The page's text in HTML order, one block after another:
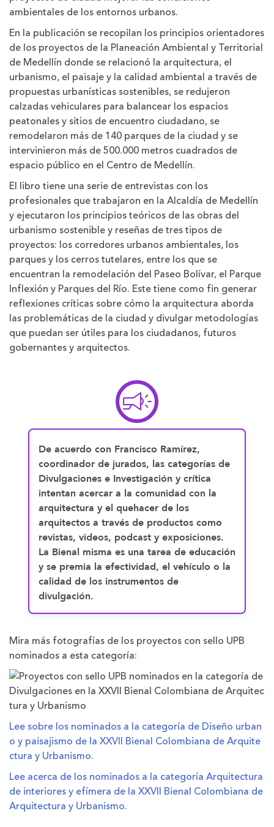
ambientales de los entornos urbanos.
En la publicación se recopilan los principios orientadores
de los proyectos de la Planeación Ambiental y Territorial
de Medellín donde se relacionó la arquitectura, el
urbanismo, el paisaje y la calidad ambiental a través de
propuestas urbanísticas sostenibles, se redujeron
calzadas vehiculares para balancear los espacios
peatonales y sitios de encuentro ciudadano, se
remodelaron más de 140 parques de la ciudad y se
intervinieron más de 500.000 metros cuadrados de
espacio público en el Centro de Medellín.
El libro tiene una serie de entrevistas con los
profesionales que trabajaron en la Alcaldía de Medellín
y ejecutaron los principios teóricos de las obras del
urbanismo sostenible y reseñas de tres tipos de
proyectos: los corredores urbanos ambientales, los
parques y los cerros tutelares, entre los que se
encuentran la remodelación del Paseo Bolívar, el Parque
Inflexión y Parques del Río. Este tiene como fin generar
reflexiones críticas sobre cómo la arquitectura aborda
las problemáticas de la ciudad y divulgar metodologías
que puedan ser útiles para los ciudadanos, futuros
gobernantes y arquitectos.
De acuerdo con Francisco Ramírez,
coordinador de jurados, las categorías de
Divulgaciones e Investigación y crítica
intentan acercar a la comunidad con la
arquitectura y el quehacer de los
arquitectos a través de productos como
revistas, videos, podcast y exposiciones.
La Bienal misma es una tarea de educación
y se premia la efectividad, el vehículo o la
calidad de los instrumentos de
divulgación.
Mira más fotografías de los proyectos con sello UPB
nominados a esta categoría:
Lee sobre los nominados a la categoría de Diseño urban
o y paisajismo de la XXVII Bienal Colombiana de Arquite
ctura y Urbanismo.
Lee acerca de los nominados a la categoría Arquitectura
de interiores y efímera de la XXVII Bienal Colombiana de
Arquitectura y Urbanismo.